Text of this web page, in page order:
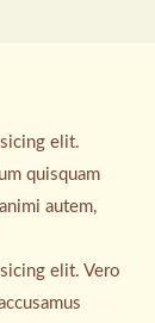
elit.
quisquam
autem,
elit. Vero